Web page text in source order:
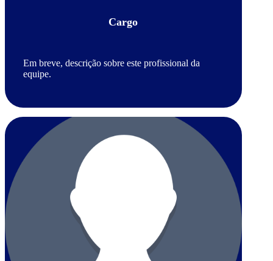
Cargo
Em breve, descrição sobre este profissional da
equipe.